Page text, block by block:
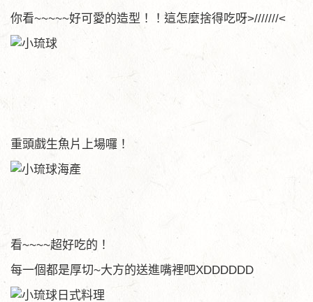
你看~~~~~好可愛的造型！！這怎麼捨得吃呀>///////<
重頭戲生魚片上場囉！
看~~~~超好吃的！
每一個都是厚切~大方的送進嘴裡吧XDDDDDD